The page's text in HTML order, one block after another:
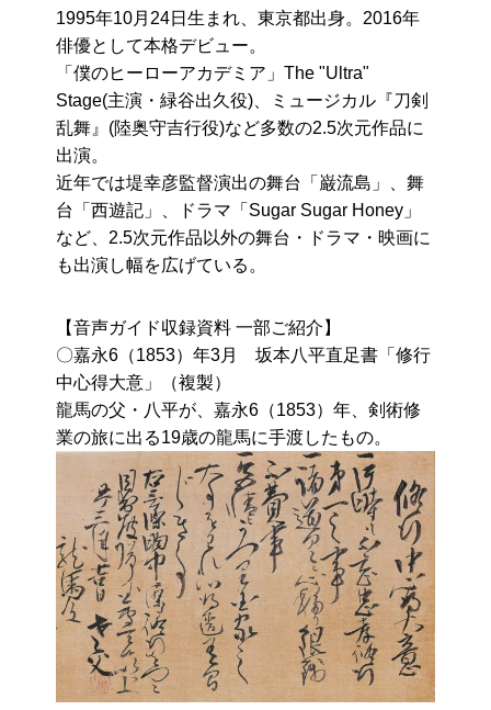
1995年10月24日生まれ、東京都出身。2016年
俳優として本格デビュー。
「僕のヒーローアカデミア」The "Ultra"
Stage(主演・緑谷出久役)、ミュージカル『刀剣
乱舞』(陸奥守吉行役)など多数の2.5次元作品に
出演。
近年では堤幸彦監督演出の舞台「巌流島」、舞
台「西遊記」、ドラマ「Sugar Sugar Honey」
など、2.5次元作品以外の舞台・ドラマ・映画に
も出演し幅を広げている。
【音声ガイド収録資料 一部ご紹介】
〇嘉永6（1853）年3月 坂本八平直足書「修行
中心得大意」（複製）
龍馬の父・八平が、嘉永6（1853）年、剣術修
業の旅に出る19歳の龍馬に手渡したもの。